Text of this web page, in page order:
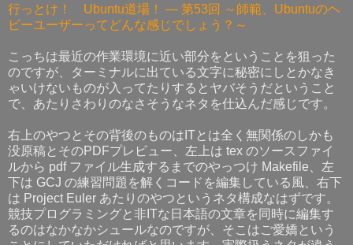
行っとけ！ Ubuntu道場！ ― 第53回 ～師範、Ubuntuのヘ
ビーユーザーってどんな感じでしょう？～
こっちは最近の作業環境に近い部分をということを狙った
のですが、ターミナルに出ている文字に秘密にしとかなき
ゃいけないものが入ってたりするとヤバそうだということ
で、あたりさわりのなさそうなネタを仕込んだ感じです。
右上のやつとその背後のものはITとは全く無関係のしかも
没原稿とそのPDFプレビュー、左上は tex のソースファイ
ルから pdf ファイル生成するまでのやっつけ Makefile、左
下は GCJ の練習問題を解くコードを編集している風、右下
は Project Euler あたりのやつというネタ構成なはずです。
競技プログラミングと非ITな日本語の文章を同時に編集す
るのはなかなかシュールなのですが、そこはご愛嬌という